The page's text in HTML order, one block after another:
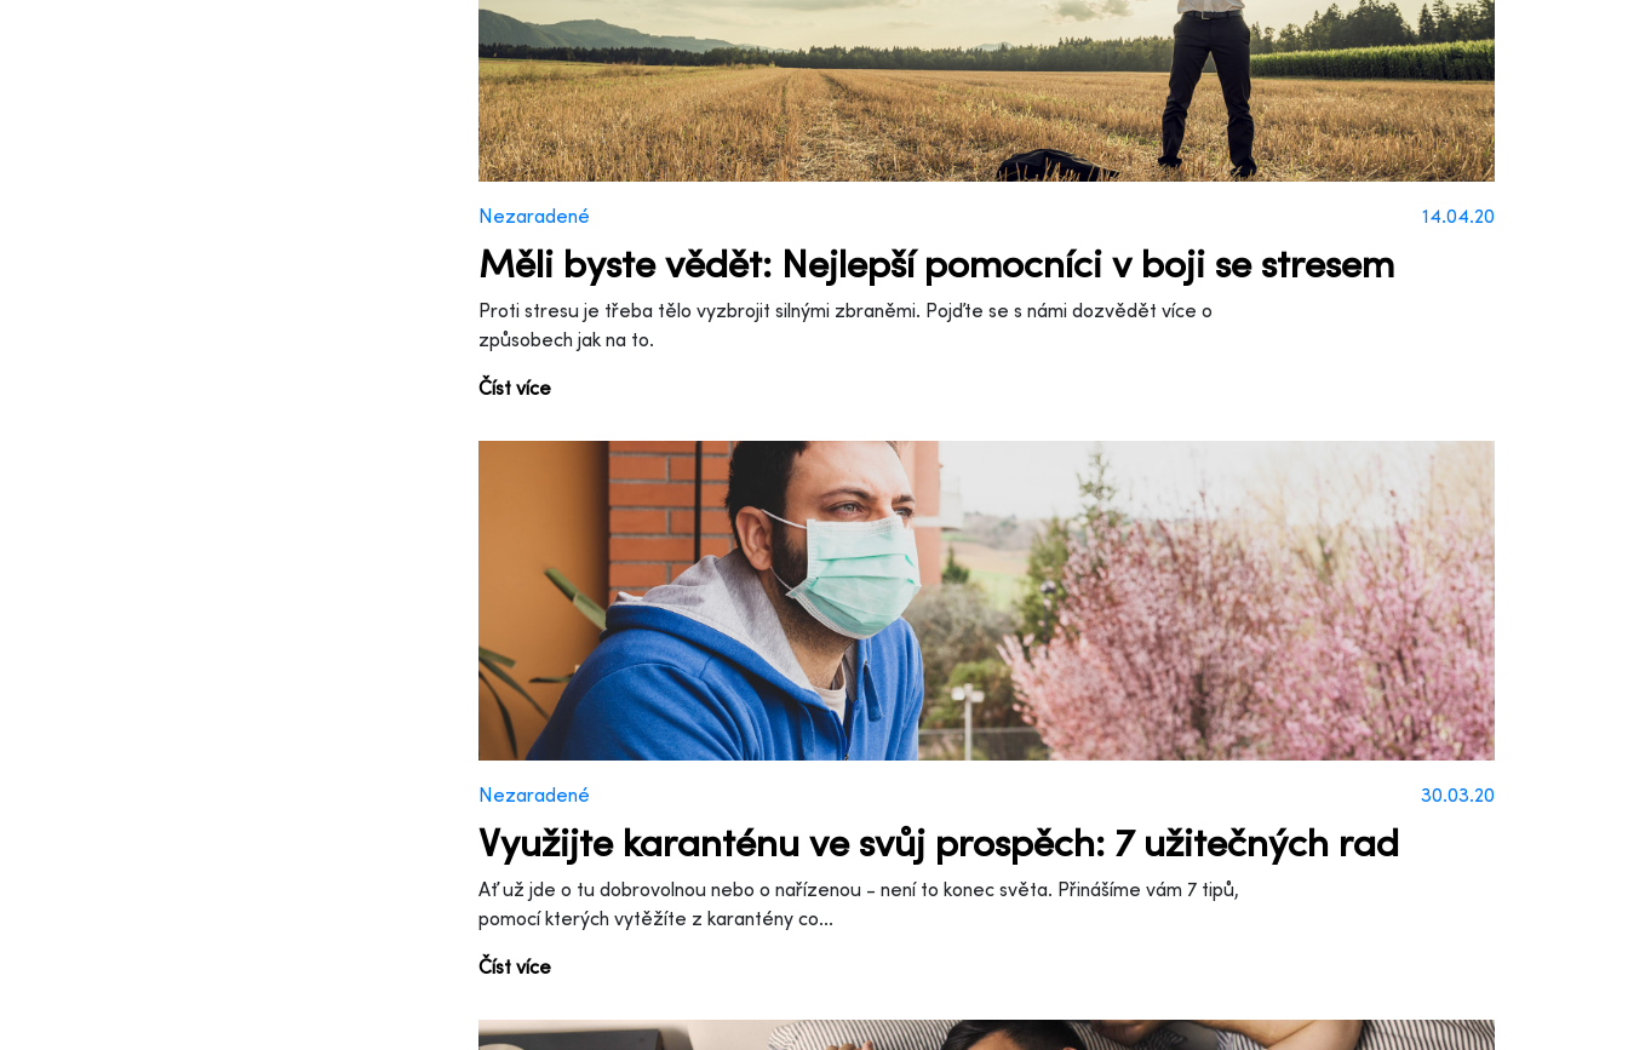
Nezaradené 14.04.20
Měli byste vědět: Nejlepší pomocníci v boji se stresem
Proti stresu je třeba tělo vyzbrojit silnými zbraněmi. Pojďte se s námi dozvědět více o
způsobech jak na to.
Číst více
Nezaradené 30.03.20
Využijte karanténu ve svůj prospěch: 7 užitečných rad
Ať už jde o tu dobrovolnou nebo o nařízenou - není to konec světa. Přinášíme vám 7 tipů,
pomocí kterých vytěžíte z karantény co...
Číst více